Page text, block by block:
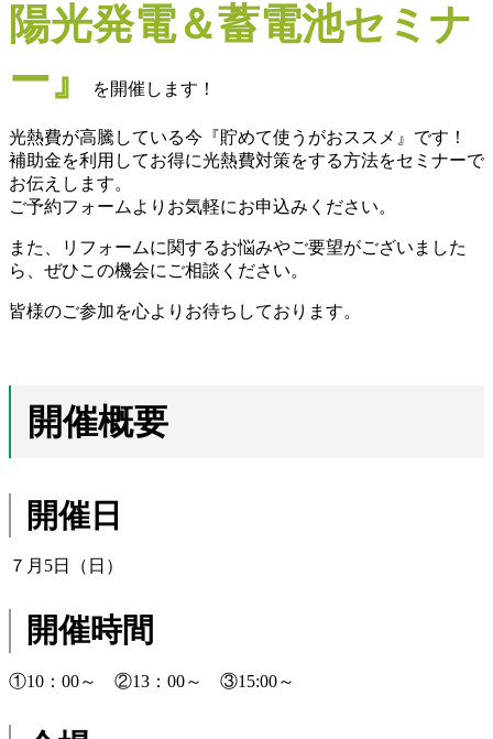
陽光発電＆蓄電池セミナ
ー』
を開催します！
光熱費が高騰している今『貯めて使うがおススメ』です！
補助金を利用してお得に光熱費対策をする方法をセミナーで
お伝えします。
ご予約フォームよりお気軽にお申込みください。
また、リフォームに関するお悩みやご要望がございました
ら、ぜひこの機会にご相談ください。
皆様のご参加を心よりお待ちしております。
開催概要
開催日
７月5日（日）
開催時間
①10：00～ ②13：00～ ③15:00～